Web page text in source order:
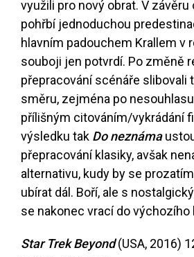
využili pro nový obrat. V
pohřbí jednoduchou
hlavním padouchem Krallem v
souboji jen potvrdí. Po změně
přepracování scénáře slibovali
směru, zejména po
přílišným citováním/vykrádání
výsledku tak Do neznáma
přepracování klasiky, avšak
alternativu, kudy by se
ubírat dál. Boří, ale s
se nakonec vrací do výchozího
Star Trek Beyond(USA, 2016)